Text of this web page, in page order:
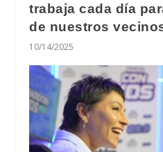
trabaja cada día
de nuestros
10/14/2025